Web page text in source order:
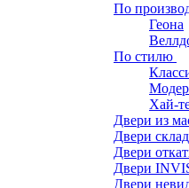
По
Геона
По стилю
Хай-
Двери из
Двери
Двери
Двери
Двери